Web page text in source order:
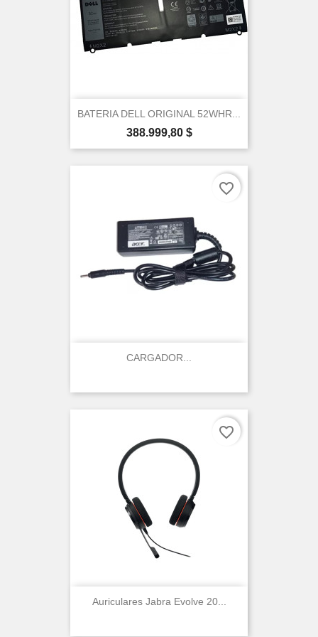
BATERIA DELL ORIGINAL 52WHR...
Precio
388.999,80 $
CARGADOR...
favorite_border
Auriculares Jabra Evolve 20...
favorite_border